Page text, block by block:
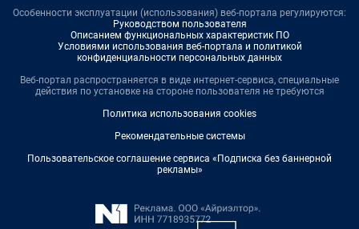
Особенности эксплуатации (использования) веб-портала регулируются:
Руководством пользователя
Описанием функциональных характеристик ПО
Условиями использования веб-портала и политикой
конфиденциальности персональных данных
Веб-портал распространяется в виде интернет-сервиса, специальные
действия по установке на стороне пользователя не требуются
Политика использования cookies
Рекомендательные системы
Пользовательское соглашение сервиса «Подписка без баннерной
рекламы»